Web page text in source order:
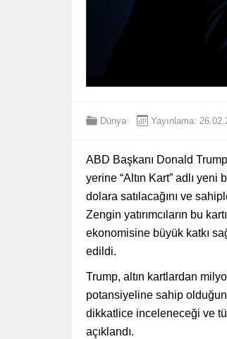
Dünya Yayınlama:
ABD Başkanı Donald
yerine “Altın Kart” adlı yeni
dolara satılacağını ve
Zengin yatırımcıların bu
ekonomisine büyük katkı
edildi.
Trump, altın kartlardan
potansiyeline sahip
dikkatlice inceleneceği ve
açıklandı.